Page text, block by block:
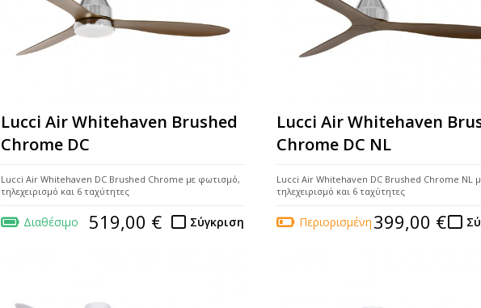
Lucci Air Whitehaven Brushed
Chrome DC
Lucci Air Whitehaven DC Brushed Chrome με φωτισμό,
τηλεχειρισμό και 6 ταχύτητες
Διαθέσιμο Σύγκριση
519,00 €
Lucci Air Whitehaven
Chrome DC NL
Lucci Air Whitehaven DC Brushed Chrome NL
τηλεχειρισμό και 6 ταχύτητες
Περιορισμένη 399,00 €